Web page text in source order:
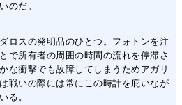
のだ。
ロスの発明品のひとつ。フォトンを注
で所有者の周囲の時間の流れを停滞さ
な衝撃でも故障してしまうためアガリ
戦いの際には常にこの時計を庇いなが
る。